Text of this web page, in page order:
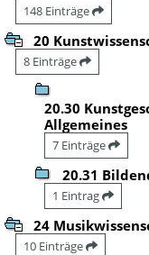
148 Einträge
20
8 Einträge
20.30
Allgemeines
7 Einträge
20.31
1 Eintrag
24
10 Einträge